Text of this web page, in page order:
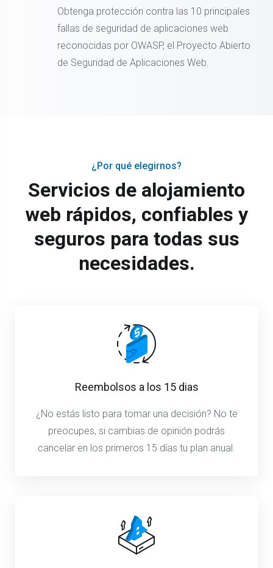
Obtenga protección contra las 10 principales
fallas de seguridad de aplicaciones web
reconocidas por OWASP, el Proyecto Abierto
de Seguridad de Aplicaciones Web.
¿Por qué elegirnos?
Servicios de alojamiento
web rápidos, confiables y
seguros para todas sus
necesidades.
Reembolsos a los 15 dias
¿No estás listo para tomar una decisión? No te
preocupes, si cambias de opinión podrás
cancelar en los primeros 15 días tu plan anual.